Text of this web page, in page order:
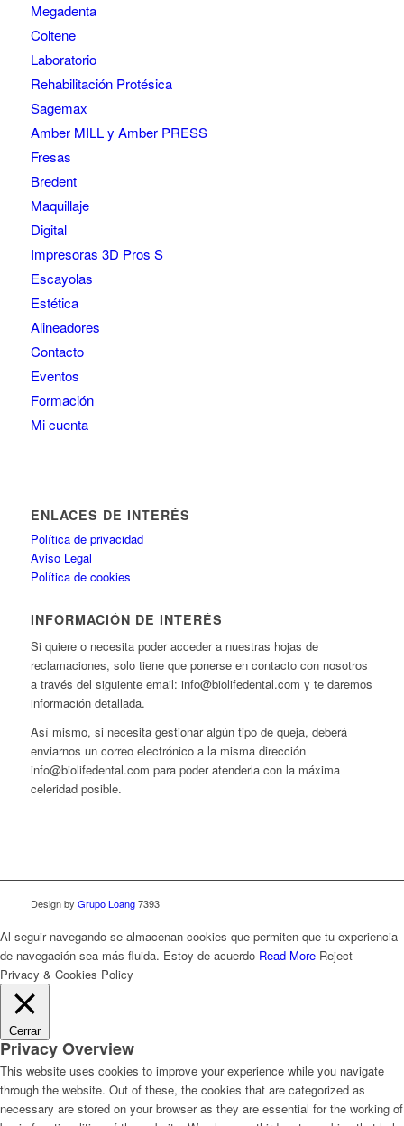
Megadenta
Coltene
Laboratorio
Rehabilitación Protésica
Sagemax
Amber MILL y Amber PRESS
Fresas
Bredent
Maquillaje
Digital
Impresoras 3D Pros S
Escayolas
Estética
Alineadores
Contacto
Eventos
Formación
Mi cuenta
ENLACES DE INTERÉS
Política de privacidad
Aviso Legal
Política de cookies
INFORMACIÓN DE INTERÉS
Si quiere o necesita poder acceder a nuestras hojas de
reclamaciones, solo tiene que ponerse en contacto con nosotros
a través del siguiente email: info@biolifedental.com y te daremos
información detallada.
Así mismo, si necesita gestionar algún tipo de queja, deberá
enviarnos un correo electrónico a la misma dirección
info@biolifedental.com para poder atenderla con la máxima
celeridad posible.
Design by Grupo Loang7393
Al seguir navegando se almacenan cookies que permiten que tu experiencia
de navegación sea más fluida. Estoy de acuerdo Read More Reject
Privacy & Cookies Policy
Cerrar
Privacy Overview
This website uses cookies to improve your experience while you navigate
through the website. Out of these, the cookies that are categorized as
necessary are stored on your browser as they are essential for the working of